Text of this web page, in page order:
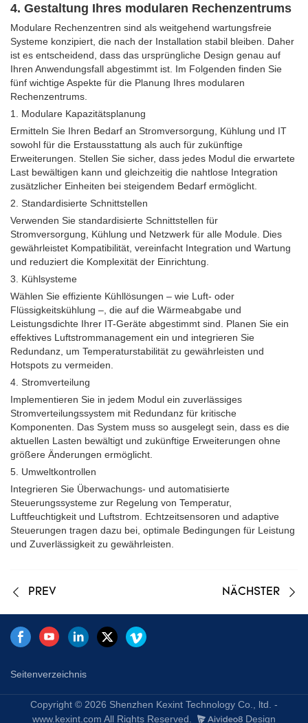
4. Gestaltung Ihres modularen Rechenzentrums
Modulare Rechenzentren sind als weitgehend wartungsfreie
Systeme konzipiert, die nach der Installation stabil bleiben. Daher
ist es entscheidend, dass das ursprüngliche Design genau auf
Ihren Anwendungsfall abgestimmt ist. Im Folgenden finden Sie
fünf wichtige Aspekte für die Planung Ihres modularen
Rechenzentrums.
1. Modulare Kapazitätsplanung
Ermitteln Sie Ihren Bedarf an Stromversorgung, Kühlung und IT
sowohl für die Erstausstattung als auch für zukünftige
Erweiterungen. Stellen Sie sicher, dass jedes Modul die erwartete
Last bewältigen kann und gleichzeitig die nahtlose Integration
zusätzlicher Einheiten bei steigendem Bedarf ermöglicht.
2. Standardisierte Schnittstellen
Verwenden Sie standardisierte Schnittstellen für
Stromversorgung, Kühlung und Netzwerk für alle Module. Dies
gewährleistet Kompatibilität, vereinfacht Integration und Wartung
und reduziert die Komplexität der Einrichtung.
3. Kühlsysteme
Wählen Sie effiziente Kühllösungen – wie Luft- oder
Flüssigkeitskühlung –, die auf die Wärmeabgabe und
Leistungsdichte Ihrer IT-Geräte abgestimmt sind. Planen Sie ein
effektives Luftstrommanagement ein und integrieren Sie
Redundanz, um Temperaturstabilität zu gewährleisten und
Hotspots zu vermeiden.
4. Stromverteilung
Implementieren Sie in jedem Modul ein zuverlässiges
Stromverteilungssystem mit Redundanz für kritische
Komponenten. Das System muss so ausgelegt sein, dass es die
aktuellen Lasten bewältigt und zukünftige Erweiterungen ohne
größere Änderungen ermöglicht.
5. Umweltkontrollen
Integrieren Sie Überwachungs- und automatisierte
Steuerungssysteme zur Regelung von Temperatur,
Luftfeuchtigkeit und Luftstrom. Echtzeitsensoren und adaptive
Steuerungen tragen dazu bei, optimale Bedingungen für Leistung
und Zuverlässigkeit zu gewährleisten.
PREV NÄCHSTER
Seitenverzeichnis
Copyright © 2026 Shenzhen Kexint Technology Co., ltd. -
www.kexint.com All Rights Reserved.
Design